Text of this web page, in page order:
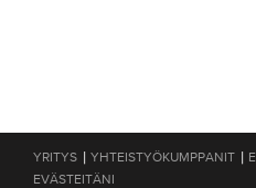
YRITYS | YHTEISTYÖKUMPPANIT |
EVÄSTEITÄNI